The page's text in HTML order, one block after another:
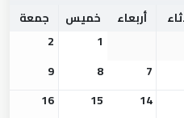
أربعاء خميس
جمعة
1
2
7
8
9
14
15
16